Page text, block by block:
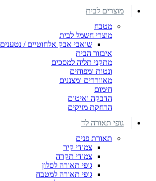
מוצרים לבית
מטבח
מוצרי חשמל לבית
שואבי אבק אלחוטיים / נטענים
איבזור הבית
מתקני תליה למסכים
ונטות ומפוחים
מאווררים ומצננים
חימום
הדבקה ואיטום
הרחקת מזיקים
גופי תאורה לד
תאורת פנים
צמודי קיר
צמודי תקרה
גופי תאורה לסלון
גופי תאורה למטבח